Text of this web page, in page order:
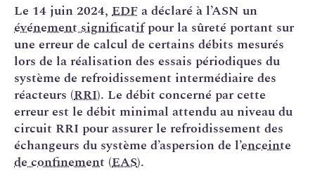
Le 14 juin 2024, EDFa déclaré à l’ASN un
événement significatifpour la sûreté portant sur
une erreur de calcul de certains débits mesurés
lors de la réalisation des essais périodiques du
système de refroidissement intermédiaire des
réacteurs (RRI). Le débit concerné par cette
erreur est le débit minimal attendu au niveau du
circuit RRI pour assurer le refroidissement des
échangeurs du système d’aspersion de l’enceinte
de confinement (EAS).